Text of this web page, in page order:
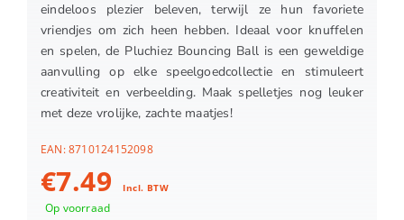
eindeloos plezier beleven, terwijl ze hun favoriete
vriendjes om zich heen hebben. Ideaal voor knuffelen
en spelen, de Pluchiez Bouncing Ball is een geweldige
aanvulling op elke speelgoedcollectie en stimuleert
creativiteit en verbeelding. Maak spelletjes nog leuker
met deze vrolijke, zachte maatjes!
EAN:8710124152098
€7.49 Incl. BTW
Op voorraad